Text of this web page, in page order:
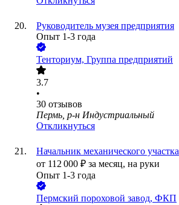
Руководитель музея предприятия
Опыт 1-3 года
Тенториум, Группа предприятий
3.7
•
30 отзывов
Пермь, р-н Индустриальный
Откликнуться
Начальник механического участка
от 112 000 ₽ за месяц, на руки
Опыт 1-3 года
Пермский пороховой завод, ФКП